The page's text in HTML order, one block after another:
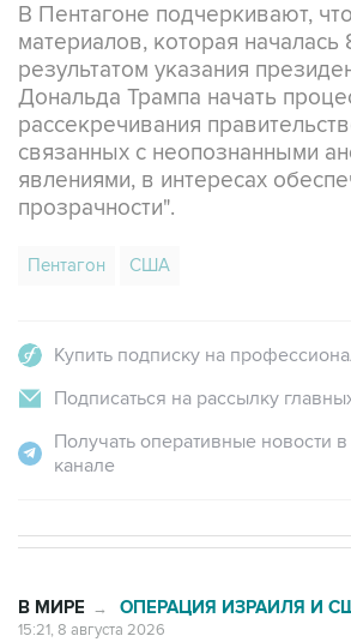
В Пентагоне подчеркивают,
материалов, которая началась
результатом указания
Дональда Трампа начать
рассекречивания
связанных с неопознанными
явлениями, в интересах
прозрачности".
Пентагон США
Купить подписку на
Подписаться на рассылку
Получать оперативные новости
канале
В МИРЕ → ОПЕРАЦИЯ ИЗРАИЛЯ И
15:21, 8 августа 2026